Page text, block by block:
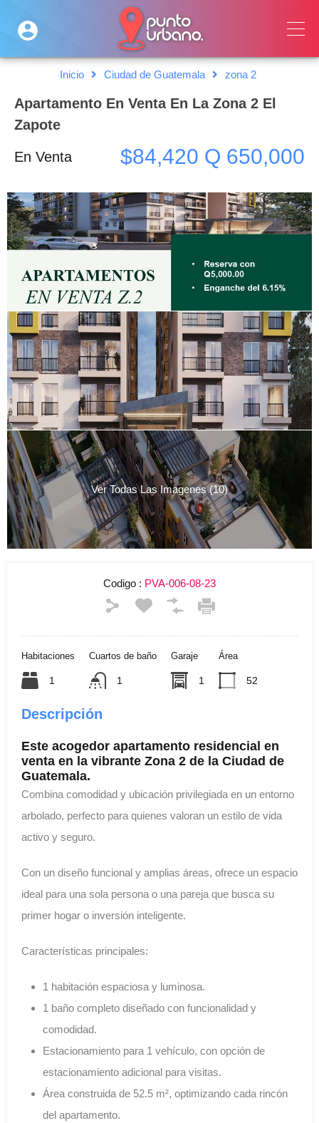
Inicio Ciudad de Guatemala zona 2
Apartamento En Venta En La Zona 2 El
Zapote
En Venta $84,420 Q 650,000
Ver Todas Las Imagenes (10)
Codigo : PVA-006-08-23
Habitaciones
1
Cuartos de baño
1
Garaje
1
Área
52
Descripción
Este acogedor apartamento residencial en
venta en la vibrante Zona 2 de la Ciudad de
Guatemala.
Combina comodidad y ubicación privilegiada en un entorno
arbolado, perfecto para quienes valoran un estilo de vida
activo y seguro.
Con un diseño funcional y amplias áreas, ofrece un espacio
ideal para una sola persona o una pareja que busca su
primer hogar o inversión inteligente.
Características principales:
1 habitación espaciosa y luminosa.
1 baño completo diseñado con funcionalidad y
comodidad.
Estacionamiento para 1 vehículo, con opción de
estacionamiento adicional para visitas.
Área construida de 52.5 m², optimizando cada rincón
del apartamento.